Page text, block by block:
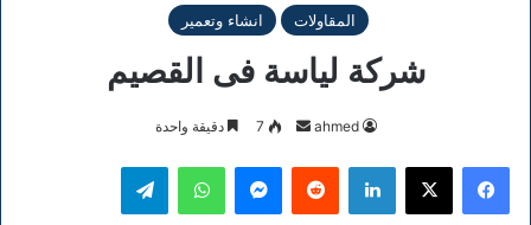
المقاولات انشاء وتعمير
شركة لياسة فى القصيم
ahmed
أرسل
إلكترونيا
7 دقيقة واحدة
فيسبوك ‫X لينكدإن ماسنجر واتساب تيلقرام